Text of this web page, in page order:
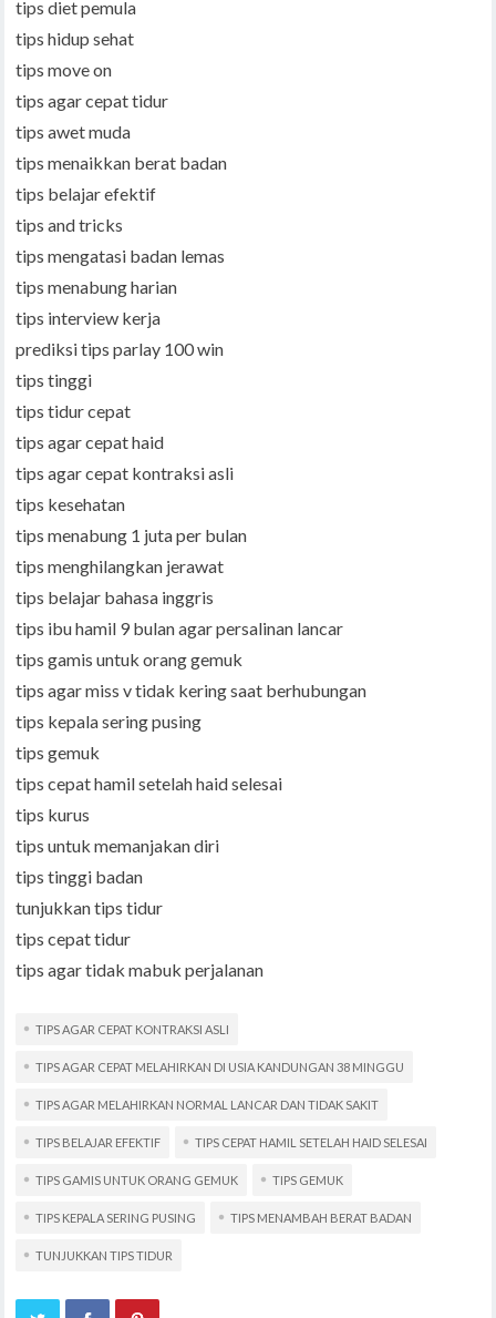
tips diet pemula
tips hidup sehat
tips move on
tips agar cepat tidur
tips awet muda
tips menaikkan berat badan
tips belajar efektif
tips and tricks
tips mengatasi badan lemas
tips menabung harian
tips interview kerja
prediksi tips parlay 100 win
tips tinggi
tips tidur cepat
tips agar cepat haid
tips agar cepat kontraksi asli
tips kesehatan
tips menabung 1 juta per bulan
tips menghilangkan jerawat
tips belajar bahasa inggris
tips ibu hamil 9 bulan agar persalinan lancar
tips gamis untuk orang gemuk
tips agar miss v tidak kering saat berhubungan
tips kepala sering pusing
tips gemuk
tips cepat hamil setelah haid selesai
tips kurus
tips untuk memanjakan diri
tips tinggi badan
tunjukkan tips tidur
tips cepat tidur
tips agar tidak mabuk perjalanan
TIPS AGAR CEPAT KONTRAKSI ASLI
TIPS AGAR CEPAT MELAHIRKAN DI USIA KANDUNGAN 38 MINGGU
TIPS AGAR MELAHIRKAN NORMAL LANCAR DAN TIDAK SAKIT
TIPS BELAJAR EFEKTIF TIPS CEPAT HAMIL SETELAH HAID SELESAI
TIPS GAMIS UNTUK ORANG GEMUK TIPS GEMUK
TIPS KEPALA SERING PUSING TIPS MENAMBAH BERAT BADAN
TUNJUKKAN TIPS TIDUR